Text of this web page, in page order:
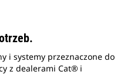
i systemy przeznaczone do
z dealerami Cat® i